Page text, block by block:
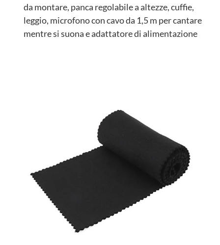
da montare, panca regolabile a altezze, cuffie,
leggio, microfono con cavo da 1,5 m per cantare
mentre si suona e adattatore di alimentazione